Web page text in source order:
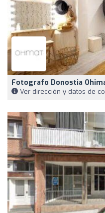
Fotografo Donostia
Ver dirección y datos de